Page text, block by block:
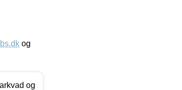
og
og